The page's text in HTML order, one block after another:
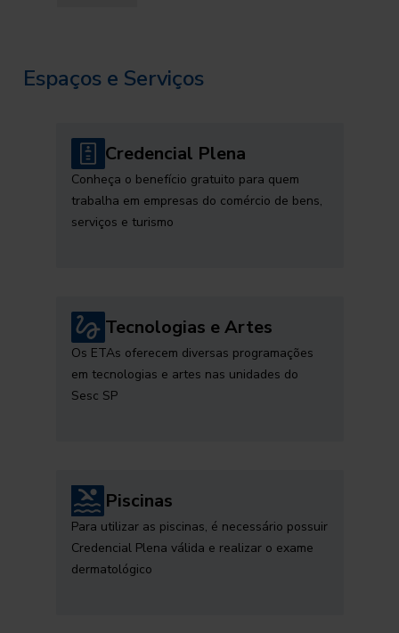
Espaços e Serviços
Credencial Plena
Conheça o benefício gratuito para quem
trabalha em empresas do comércio de bens,
serviços e turismo
Tecnologias e Artes
Os ETAs oferecem diversas programações
em tecnologias e artes nas unidades do
Sesc SP
Piscinas
Para utilizar as piscinas, é necessário possuir
Credencial Plena válida e realizar o exame
dermatológico